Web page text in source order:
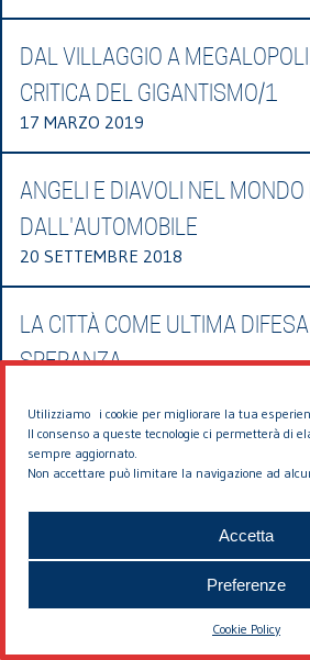
Utilizziamo i cookie per migliorare la tua
Il consenso a queste tecnologie ci permetterà di
sempre aggiornato.
Non accettare può limitare la navigazione ad
Accetta
Preferenze
Cookie Policy
DAL VILLAGGIO A
CRITICA DEL GIGANTISMO/1
17 MARZO 2019
ANGELI E DIAVOLI NEL
DALL'AUTOMOBILE
20 SETTEMBRE 2018
LA CITTÀ COME ULTIMA
SPERANZA
IL MURO DI LIMA CHE SEPARA I